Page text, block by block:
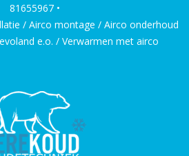
81655967 •
/ Airco montage / Airco onderhoud
e.o. / Verwarmen met airco